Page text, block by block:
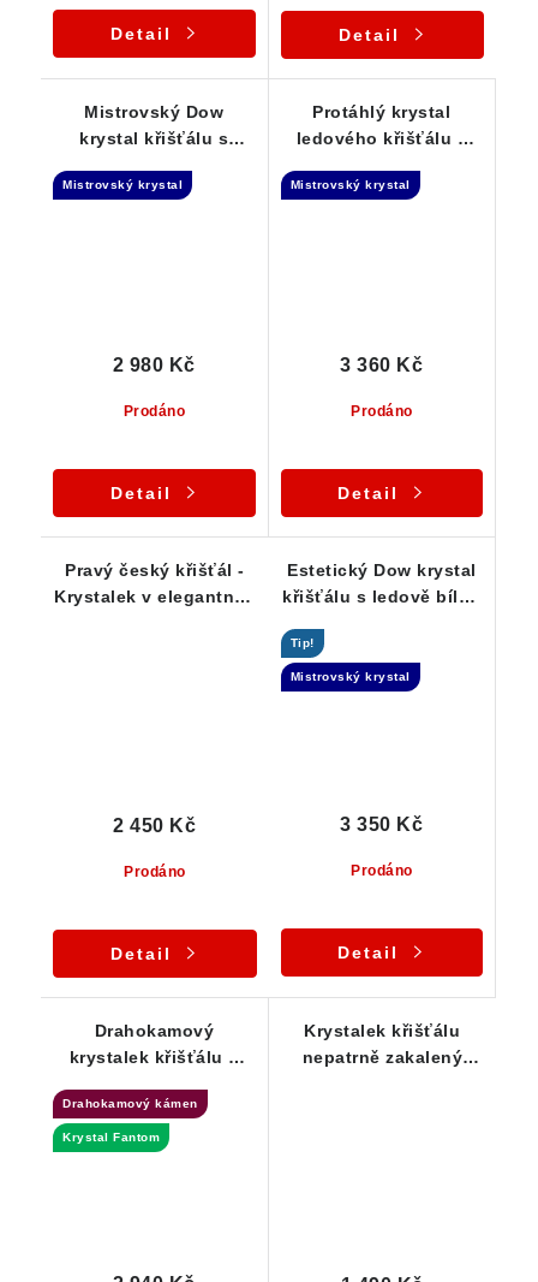
Detail Detail
Mistrovský Dow
krystal křišťálu s
čistotou - přívěsek
Mistrovský krystal
Prodáno
2 980 Kč
Detail
Protáhlý krystal
ledového křišťálu s
Laserová hůlka
Mistrovský krystal
Prodáno
3 360 Kč
Detail
Pravý český křišťál -
Krystalek v elegantním
Prodáno
2 450 Kč
Detail
Estetický Dow krystal
křišťálu s ledově bílou
drahokamovou
čistotou
Tip!
Mistrovský krystal
Prodáno
3 350 Kč
Detail
Drahokamový
krystalek křišťálu s
Fantomu - Přívěsek
Drahokamový kámen
Krystal Fantom
Krystalek křišťálu
nepatrně zakalený